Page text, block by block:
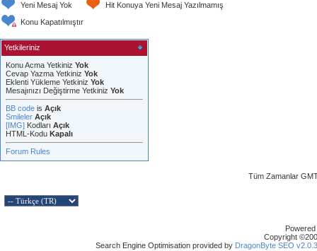
Yeni Mesaj Yok
Hit Konuya Yeni Mesaj Yazılmamış
Konu Kapatılmıştır
Yetkileriniz
Konu Acma Yetkiniz Yok
Cevap Yazma Yetkiniz Yok
Eklenti Yükleme Yetkiniz Yok
Mesajınızı Değiştirme Yetkiniz Yok
BB code is Açık
Smileler Açık
[IMG] Kodları Açık
HTML-Kodu Kapalı
Forum Rules
Tüm Zamanlar
Copyright
Search Engine Optimisation provided by DragonByte SEO